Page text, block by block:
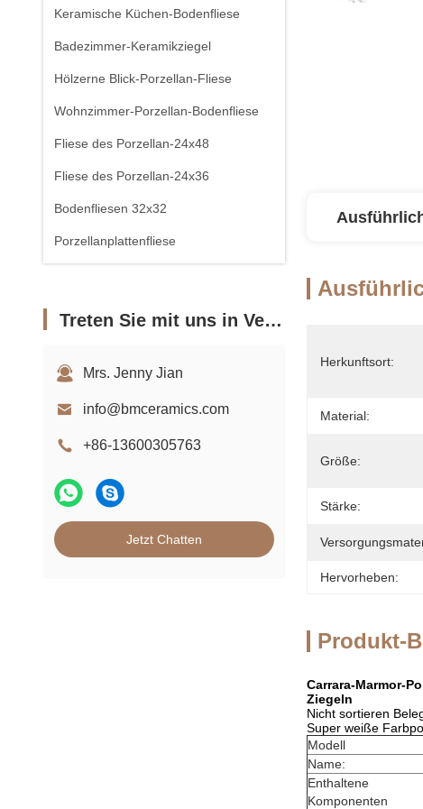
Keramische Küchen-Bodenfliese
Badezimmer-Keramikziegel
Hölzerne Blick-Porzellan-Fliese
Wohnzimmer-Porzellan-Bodenfliese
Fliese des Porzellan-24x48
Fliese des Porzellan-24x36
Bodenfliesen 32x32
Porzellanplattenfliese
Treten Sie mit uns in Verbindung
Mrs. Jenny Jian
info@bmceramics.com
+86-13600305763
Jetzt Chatten
Herkunftsort:
Material:
Größe:
Stärke:
Hervorheben:
Produkt-
Carrara-Marmor-
Ziegeln
Nicht sortieren
Super weiße
Modell
Name:
Enthaltene
Komponenten